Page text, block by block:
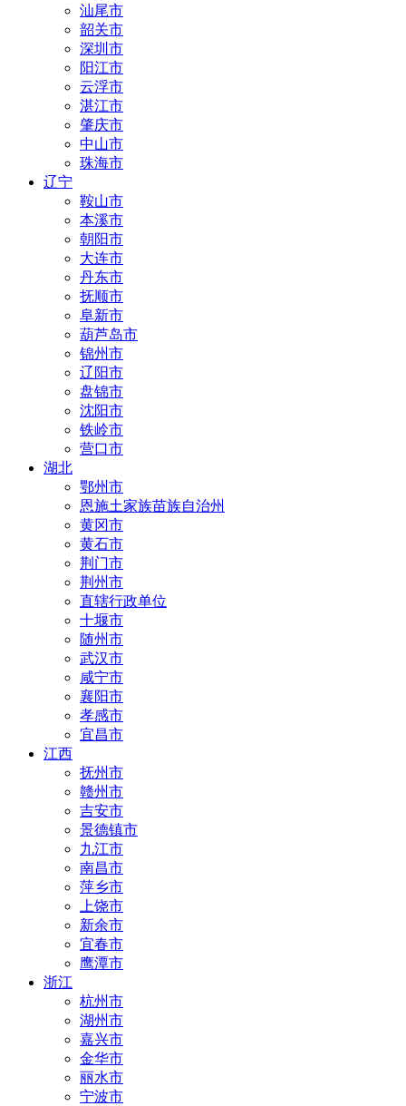
汕尾市
韶关市
深圳市
阳江市
云浮市
湛江市
肇庆市
中山市
珠海市
辽宁
鞍山市
本溪市
朝阳市
大连市
丹东市
抚顺市
阜新市
葫芦岛市
锦州市
辽阳市
盘锦市
沈阳市
铁岭市
营口市
湖北
鄂州市
恩施土家族苗族自治州
黄冈市
黄石市
荆门市
荆州市
直辖行政单位
十堰市
随州市
武汉市
咸宁市
襄阳市
孝感市
宜昌市
江西
抚州市
赣州市
吉安市
景德镇市
九江市
南昌市
萍乡市
上饶市
新余市
宜春市
鹰潭市
浙江
杭州市
湖州市
嘉兴市
金华市
丽水市
宁波市